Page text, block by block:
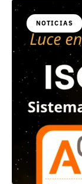
NOTICIAS